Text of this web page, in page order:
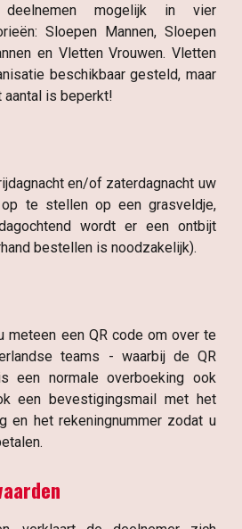
mogelijk in vier
Sloepen Mannen, Sloepen
en Vletten Vrouwen. Vletten
beschikbaar gesteld, maar
is beperkt!
en/of zaterdagnacht uw
te stellen op een grasveldje,
wordt er een ontbijt
bestellen is noodzakelijk).
meteen een QR code om over te
teams - waarbij de QR
een normale overboeking ook
een bevestigingsmail met het
en het rekeningnummer zodat u